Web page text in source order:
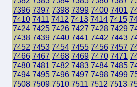
7396 7397 7398 7399 7400 7401
7410 7411 7412 7413 7414 7415
7424 7425 7426 7427 7428 7429
7438 7439 7440 7441 7442 7443
7452 7453 7454 7455 7456 7457
7466 7467 7468 7469 7470 7471
7480 7481 7482 7483 7484 7485
7494 7495 7496 7497 7498 7499
7508 7509 7510 7511 7512 7513